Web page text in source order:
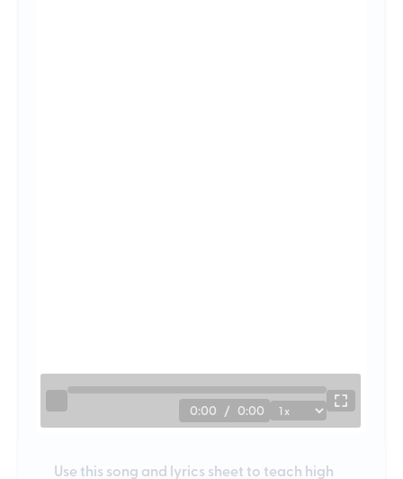
0:00 / 0:00
Use this song and lyrics sheet to teach high